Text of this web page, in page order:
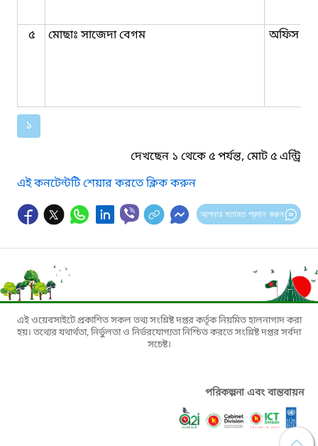
৫ মোছাঃ সাজেদা বেগম অফিস
১
দেখছেন ১ থেকে ৫ পর্যন্ত, মোট ৫ এন্ট্রি
এই কনটেন্টটি শেয়ার করতে ক্লিক করুন
আপনার মতামত প্রদান করুন
এই ওয়েবসাইটে প্রকাশিত সকল তথ্য সংশ্লিষ্ট দপ্তর কর্তৃক নিয়মিত হালনাগাদ করা
হয়। তথ্যের যথার্থতা, নির্ভুলতা ও নির্ভরযোগ্যতা নিশ্চিত করতে সংশ্লিষ্ট দপ্তর সর্বদা
সচেষ্ট।
পরিকল্পনা এবং বাস্তবায়ন